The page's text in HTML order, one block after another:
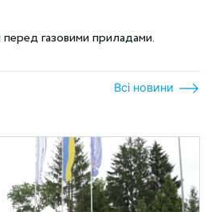
газовими приладами.
Всі новини